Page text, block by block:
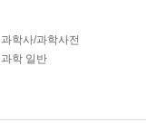
과학사/과학사전
과학 일반